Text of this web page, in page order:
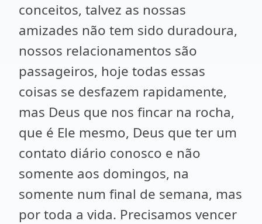
conceitos, talvez as nossas
amizades não tem sido duradoura,
nossos relacionamentos são
passageiros, hoje todas essas
coisas se desfazem rapidamente,
mas Deus que nos fincar na rocha,
que é Ele mesmo, Deus que ter um
contato diário conosco e não
somente aos domingos, na
somente num final de semana, mas
por toda a vida. Precisamos vencer